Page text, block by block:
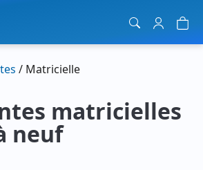
/ Matricielle
matricielles
neuf